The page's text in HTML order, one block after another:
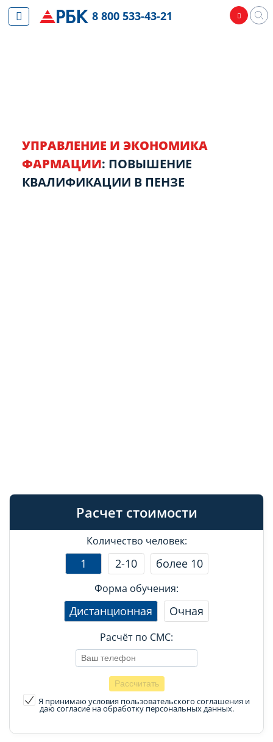
УПРАВЛЕНИЕ И ЭКОНОМИКА
ФАРМАЦИИ: ПОВЫШЕНИЕ
КВАЛИФИКАЦИИ В ПЕНЗЕ
Расчет стоимости
Количество человек:
1 2-10 более 10
Форма обучения:
Дистанционная Очная
Расчёт по СМС:
Я принимаю условия пользовательского соглашения и
даю согласие на обработку персональных данных.
8 800 533-43-21